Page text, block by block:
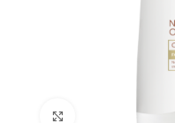
Click to enlarge